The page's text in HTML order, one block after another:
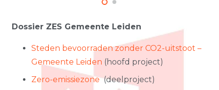
Dossier ZES Gemeente Leiden
Steden bevoorraden zonder CO2-uitstoot –
Gemeente Leiden (hoofd project)
Zero-emissiezone(deelproject)